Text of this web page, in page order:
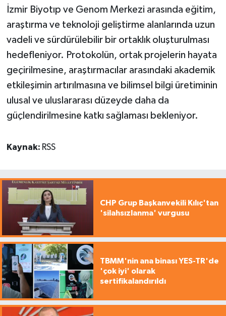
İzmir Biyotıp ve Genom Merkezi arasında eğitim,
araştırma ve teknoloji geliştirme alanlarında uzun
vadeli ve sürdürülebilir bir ortaklık oluşturulması
hedefleniyor. Protokolün, ortak projelerin hayata
geçirilmesine, araştırmacılar arasındaki akademik
etkileşimin artırılmasına ve bilimsel bilgi üretiminin
ulusal ve uluslararası düzeyde daha da
güçlendirilmesine katkı sağlaması bekleniyor.
Kaynak: RSS
CHP Grup Başkanvekili Kılıç'tan
'silahsızlanma' vurgusu
TBMM'nin ana binası YES-TR'de
'çok iyi' olarak
sertifikalandırıldı